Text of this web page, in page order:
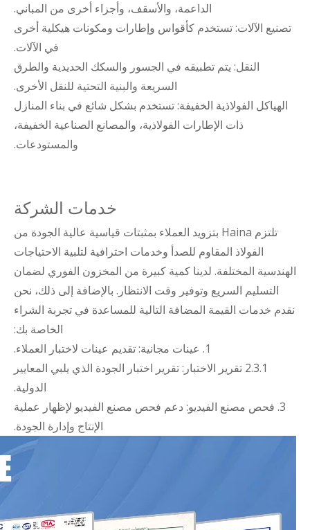
الداعمة، والأسقف، وأجزاء أخرى من المباني.
تصنيع الآلات: تستخدم كأقواس وإطارات ومكونات هيكلية أخرى
في الآلات.
النقل: يتم تطبيقه في الجسور والسكك الحديدية والطرق
السريعة والبنية التحتية للنقل الأخرى.
الهياكل الفولاذية الخفيفة: تستخدم بشكل شائع في بناء المنازل
ذات الإطارات الفولاذية، والمصانع الصناعية الخفيفة،
والمستودعات.
خدمات الشركة
تلتزم Haina بتزويد العملاء بمثبتات قياسية عالية الجودة من
الفولاذ المقاوم للصدأ وخدمات احترافية لتلبية الاحتياجات
الهندسية المختلفة. لدينا كمية كبيرة من المخزون الفوري لضمان
التسليم السريع وتوفير وقت الانتظار. بالإضافة إلى ذلك، نحن
نقدم خدمات القيمة المضافة التالية للمساعدة في تجربة الشراء
الخاصة بك:
1. عينات مجانية: تقديم عينات لاختبار العملاء.
2.3.1 تقرير الاختبار: تقرير اختبار الجودة الذي يلبي المعايير
الدولية.
3. فحص مصنع الفيديو: دعم فحص مصنع الفيديو لإظهار عملية
الإنتاج وإدارة الجودة.